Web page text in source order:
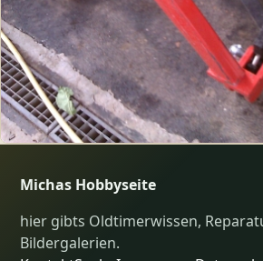
Michas Hobbyseite
hier gibts Oldtimerwissen,
Bildergalerien.